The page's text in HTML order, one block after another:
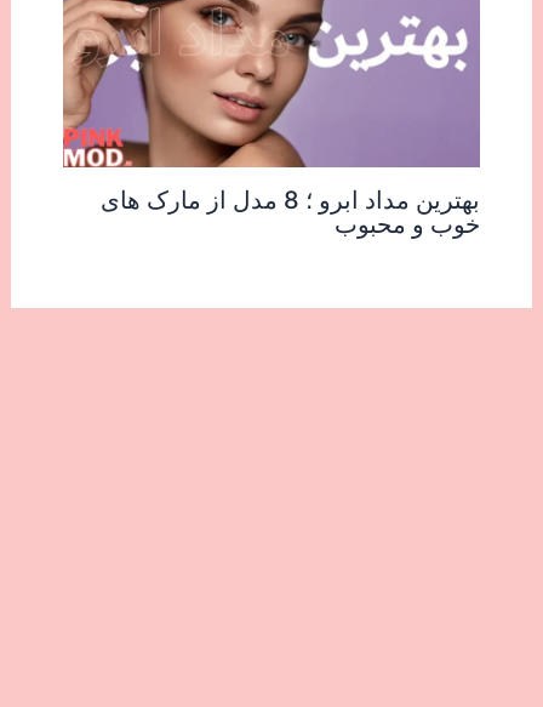
بهترین مداد ابرو ؛ 8 مدل از مارک های
خوب و محبوب